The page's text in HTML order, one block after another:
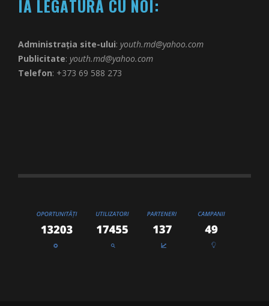
IA LEGĂTURA CU NOI:
Administrația site-ului: youth.md@yahoo.com
Publicitate: youth.md@yahoo.com
Telefon: +373 69 588 273